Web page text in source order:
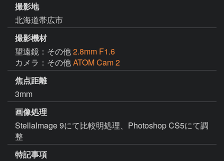
撮影地
北海道帯広市
撮影機材
望遠鏡：その他2.8mm F1.6
カメラ：その他ATOM Cam 2
焦点距離
3mm
画像処理
StellaImage 9にて比較明処理、Photoshop CS5にて調
整
特記事項